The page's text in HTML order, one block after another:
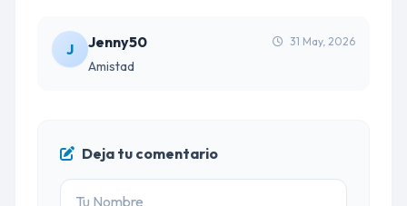
J Jenny50 31 May, 2026
Amistad
Deja tu comentario